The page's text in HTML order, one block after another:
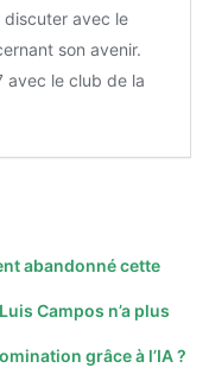
avec le
son avenir.
avec le club de la
abandonné cette
Campos n’a plus
grâce à l’IA ?